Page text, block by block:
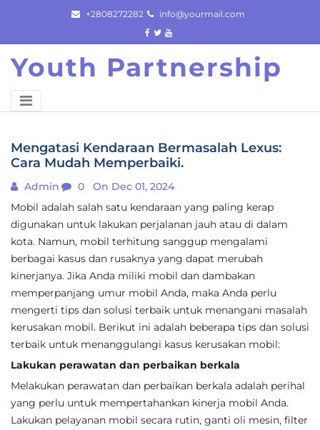
content
+2808272282 info@yourmail.com
Youth Partnership
Mengatasi Kendaraan Bermasalah Lexus:
Cara Mudah Memperbaiki.
Admin 0
On Dec 01, 2024
Mobil adalah salah satu kendaraan yang paling kerap
digunakan untuk lakukan perjalanan jauh atau di dalam
kota. Namun, mobil terhitung sanggup mengalami
berbagai kasus dan rusaknya yang dapat merubah
kinerjanya. Jika Anda miliki mobil dan dambakan
memperpanjang umur mobil Anda, maka Anda perlu
mengerti tips dan solusi terbaik untuk menangani masalah
kerusakan mobil. Berikut ini adalah beberapa tips dan solusi
terbaik untuk menanggulangi kasus kerusakan mobil:
Lakukan perawatan dan perbaikan berkala
Melakukan perawatan dan perbaikan berkala adalah perihal
yang perlu untuk mempertahankan kinerja mobil Anda.
Lakukan pelayanan mobil secara rutin, ganti oli mesin, filter